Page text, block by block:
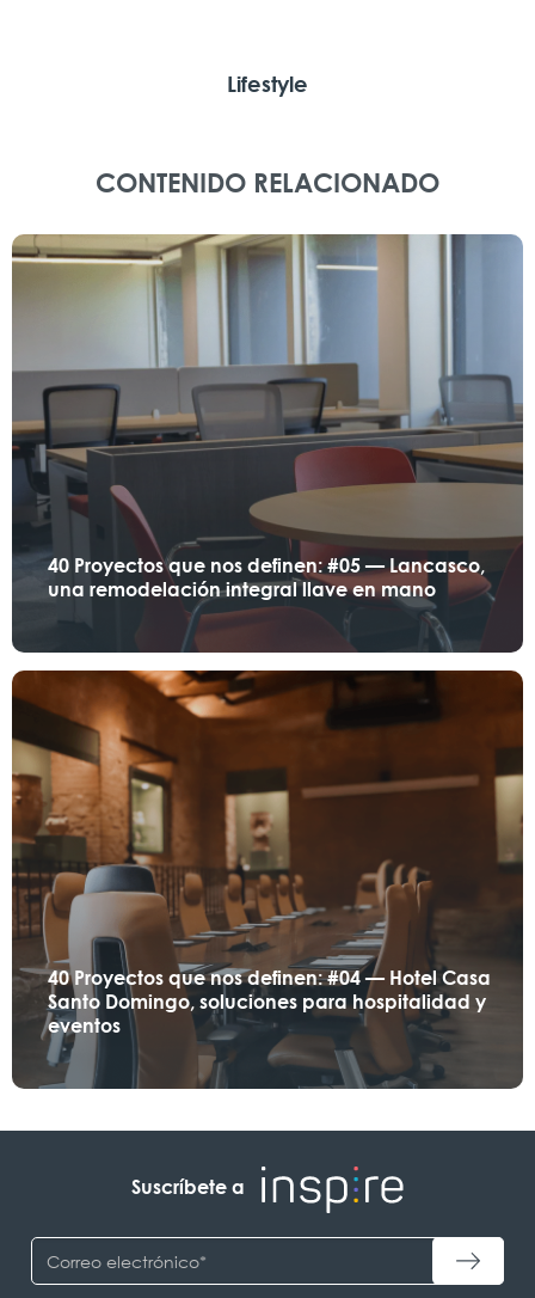
Lifestyle
CONTENIDO RELACIONADO
40 Proyectos que nos definen: #05 — Lancasco,
una remodelación integral llave en mano
40 Proyectos que nos definen: #04 — Hotel Casa
Santo Domingo, soluciones para hospitalidad y
eventos
Suscríbete a